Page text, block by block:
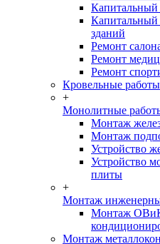
Капитальный
Капитальный
зданий
Ремонт
Ремонт
Ремонт
Кровельные работы
+
Монолитные
Монтаж
Монтаж
Устройство
Устройство
плиты
+
Монтаж
Монтаж ОВиК
Монтаж